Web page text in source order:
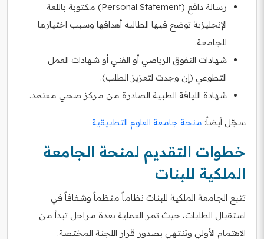
رسالة دافع (Personal Statement) مكتوبة باللغة
الإنجليزية توضح فيها الطالبة أهدافها وسبب اختيارها
للجامعة.
شهادات التفوق الرياضي أو الفني أو شهادات العمل
التطوعي (إن وجدت لتعزيز الطلب).
شهادة اللياقة الطبية الصادرة من مركز صحي معتمد.
سجّل أيضاً: منحة جامعة العلوم التطبيقية
خطوات التقديم لمنحة الجامعة
الملكية للبنات
تتبع الجامعة الملكية للبنات نظاماً منظماً وشفافاً في
استقبال الطلبات، حيث تمر العملية بعدة مراحل تبدأ من
الاهتمام الأولي وتنتهي بصدور قرار اللجنة المختصة.